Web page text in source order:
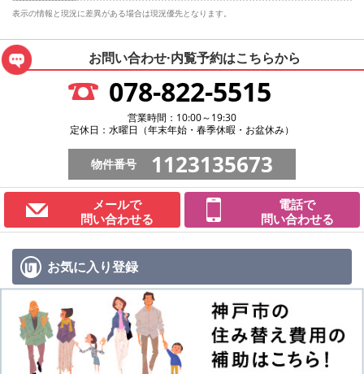
表示の情報と現況に差異がある場合は現況優先となります。
お問い合わせ·内覧予約はこちらから
078-822-5515
営業時間：10:00～19:30
定休日：水曜日（年末年始・春季休暇・お盆休み）
物件番号 1123135673
メールで
問い合わせる
電話で
問い合わせる
お気に入り登録